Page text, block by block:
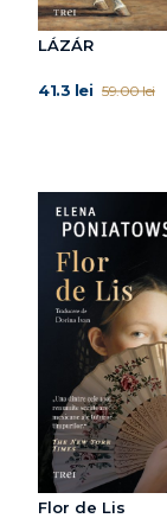
LÁZÁR
41.3 lei 59.00 lei
Flor de Lis